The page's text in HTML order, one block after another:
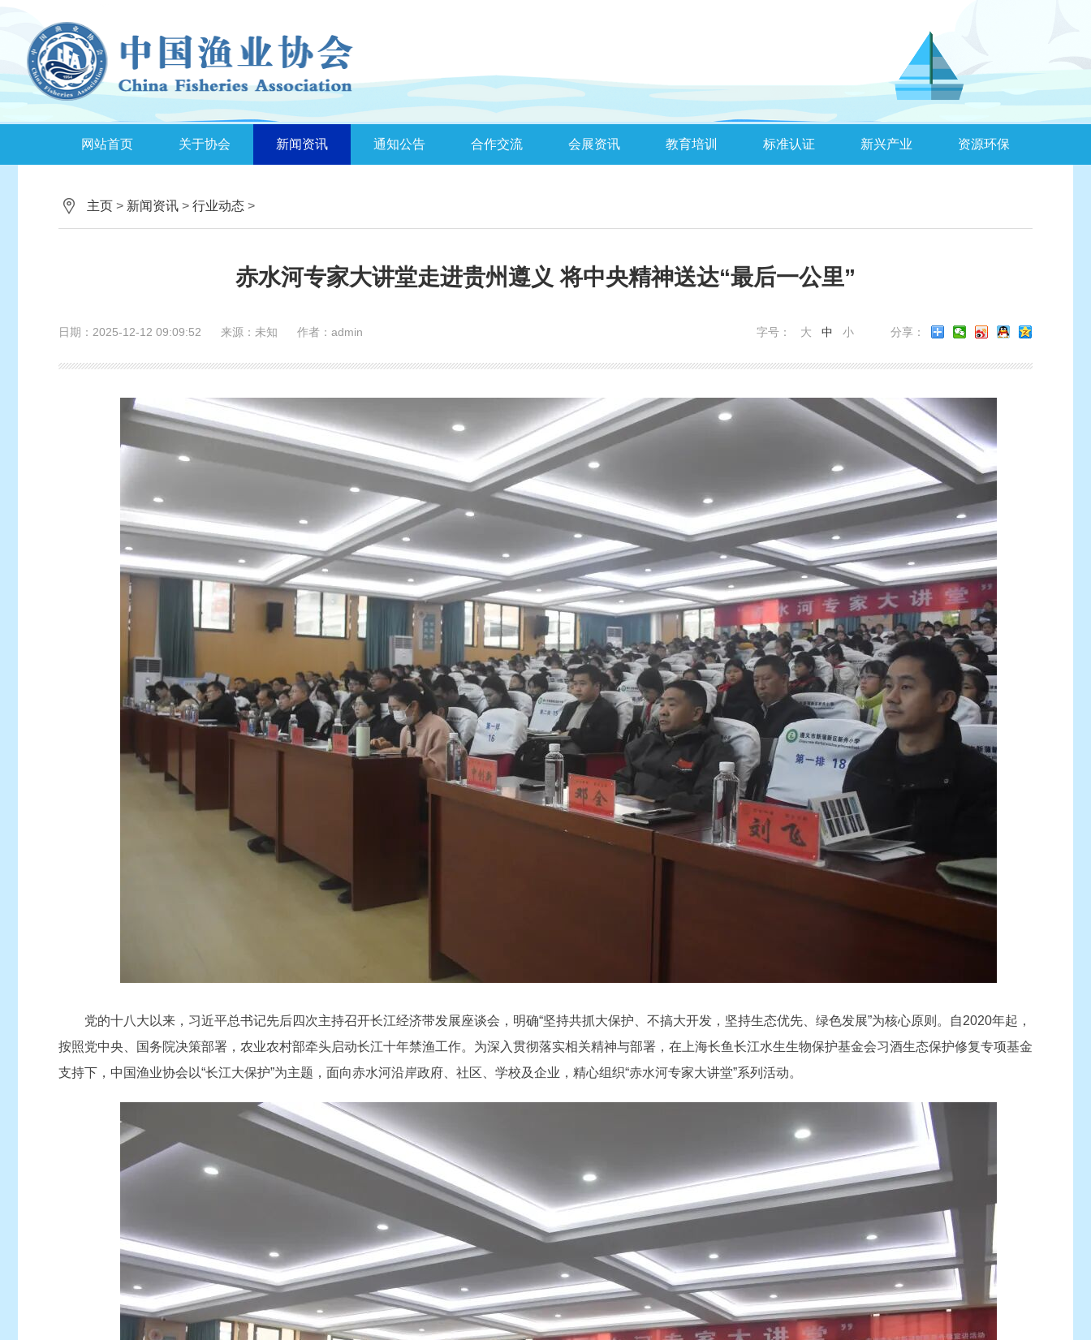
网站首页 关于协会 新闻资讯 通知公告 合作交流 会展资讯 教育培训 标准认证 新兴产业 资源环保
主页 > 新闻资讯 > 行业动态 >
赤水河专家大讲堂走进贵州遵义 将中央精神送达“最后一公里”
日期：2025-12-12 09:09:52 来源：未知 作者：admin 分享：
字号： 大 中 小
党的十八大以来，习近平总书记先后四次主持召开长江经济带发展座谈会，明确“坚持共抓大保护、不搞大开发，坚持生态优先、绿色发展”为核心原则。自2020年起，
按照党中央、国务院决策部署，农业农村部牵头启动长江十年禁渔工作。为深入贯彻落实相关精神与部署，在上海长鱼长江水生生物保护基金会习酒生态保护修复专项基金
支持下，中国渔业协会以“长江大保护”为主题，面向赤水河沿岸政府、社区、学校及企业，精心组织“赤水河专家大讲堂”系列活动。